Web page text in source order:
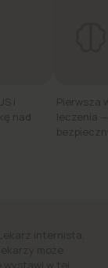
i
nad
Pierwsza
leczenia —
internista,
może
wystawi w tej